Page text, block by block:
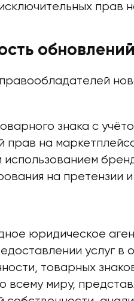
прав
обновлений
знака с
прав на
использованием
на претензии
юридическое
услуг в
товарных
всему миру,